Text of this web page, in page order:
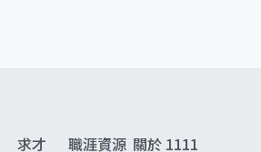
求才 職涯資源 關於 1111